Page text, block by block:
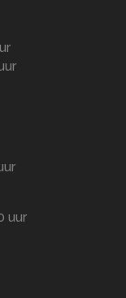
uur